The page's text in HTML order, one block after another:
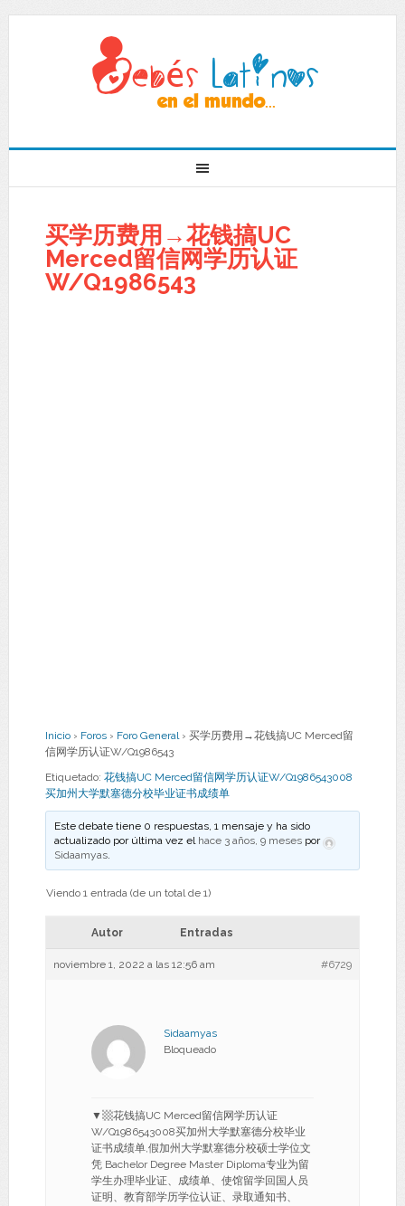
买学历费用→花钱搞UC
Merced留信网学历认证
W/Q1986543
Inicio › Foros › Foro General › 买学历费用→花钱搞UC Merced留
信网学历认证W/Q1986543
Etiquetado: 花钱搞UC Merced留信网学历认证W/Q1986543008
买加州大学默塞德分校毕业证书成绩单
Este debate tiene 0 respuestas, 1 mensaje y ha sido
actualizado por última vez el hace 3 años, 9 meses por
Sidaamyas.
Viendo 1 entrada (de un total de 1)
Autor Entradas
noviembre 1, 2022 a las 12:56 am #6729
Sidaamyas
Bloqueado
▼▩花钱搞UC Merced留信网学历认证
W/Q1986543008买加州大学默塞德分校毕业
证书成绩单,假加州大学默塞德分校硕士学位文
凭 Bachelor Degree Master Diploma专业为留
学生办理毕业证、成绩单、使馆留学回国人员
证明、教育部学历学位认证、录取通知书、